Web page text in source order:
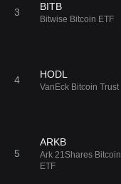
3 BITB
Bitwise Bitcoin ETF
4 HODL
VanEck Bitcoin Trust
5
ARKB
Ark 21Shares Bitcoin
ETF